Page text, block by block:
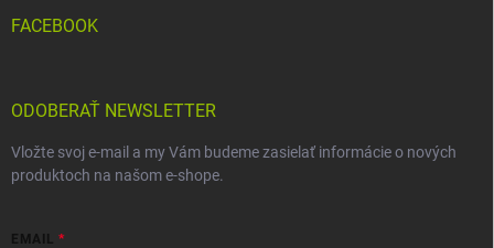
FACEBOOK
ODOBERAŤ NEWSLETTER
Vložte svoj e-mail a my Vám budeme zasielať informácie o nových
produktoch na našom e-shope.
EMAIL